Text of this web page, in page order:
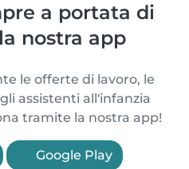
a portata di
nostra app
le offerte di lavoro, le
assistenti all'infanzia
tramite la nostra app!
Google Play